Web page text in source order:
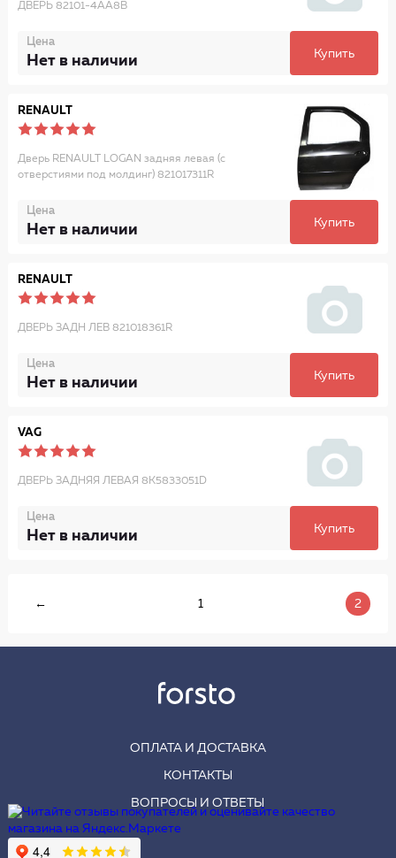
ДВЕРЬ 82101-4AA8B
Цена
Нет в наличии Купить
RENAULT
Дверь RENAULT LOGAN задняя левая (с
отверстиями под молдинг) 821017311R
Цена
Нет в наличии Купить
RENAULT
ДВЕРЬ ЗАДН ЛЕВ 821018361R
Цена
Нет в наличии Купить
VAG
ДВЕРЬ ЗАДНЯЯ ЛЕВАЯ 8K5833051D
Цена
Нет в наличии Купить
← 1 2
ОПЛАТА И ДОСТАВКА
КОНТАКТЫ
ВОПРОСЫ И ОТВЕТЫ